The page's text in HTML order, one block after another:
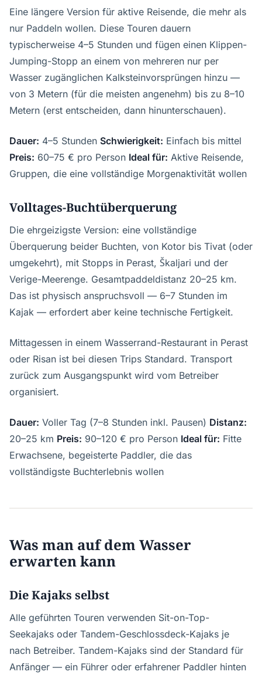
Eine längere Version für aktive Reisende, die mehr als
nur Paddeln wollen. Diese Touren dauern
typischerweise 4–5 Stunden und fügen einen Klippen-
Jumping-Stopp an einem von mehreren nur per
Wasser zugänglichen Kalksteinvorsprüngen hinzu —
von 3 Metern (für die meisten angenehm) bis zu 8–10
Metern (erst entscheiden, dann hinunterschauen).
Dauer: 4–5 Stunden Schwierigkeit: Einfach bis mittel
Preis: 60–75 € pro Person Ideal für: Aktive Reisende,
Gruppen, die eine vollständige Morgenaktivität wollen
Volltages-Buchtüberquerung
Die ehrgeizigste Version: eine vollständige
Überquerung beider Buchten, von Kotor bis Tivat (oder
umgekehrt), mit Stopps in Perast, Škaljari und der
Verige-Meerenge. Gesamtpaddeldistanz 20–25 km.
Das ist physisch anspruchsvoll — 6–7 Stunden im
Kajak — erfordert aber keine technische Fertigkeit.
Mittagessen in einem Wasserrand-Restaurant in Perast
oder Risan ist bei diesen Trips Standard. Transport
zurück zum Ausgangspunkt wird vom Betreiber
organisiert.
Dauer: Voller Tag (7–8 Stunden inkl. Pausen) Distanz:
20–25 km Preis: 90–120 € pro Person Ideal für: Fitte
Erwachsene, begeisterte Paddler, die das
vollständigste Buchterlebnis wollen
Was man auf dem Wasser
erwarten kann
Die Kajaks selbst
Alle geführten Touren verwenden Sit-on-Top-
Seekajaks oder Tandem-Geschlossdeck-Kajaks je
nach Betreiber. Tandem-Kajaks sind der Standard für
Anfänger — ein Führer oder erfahrener Paddler hinten